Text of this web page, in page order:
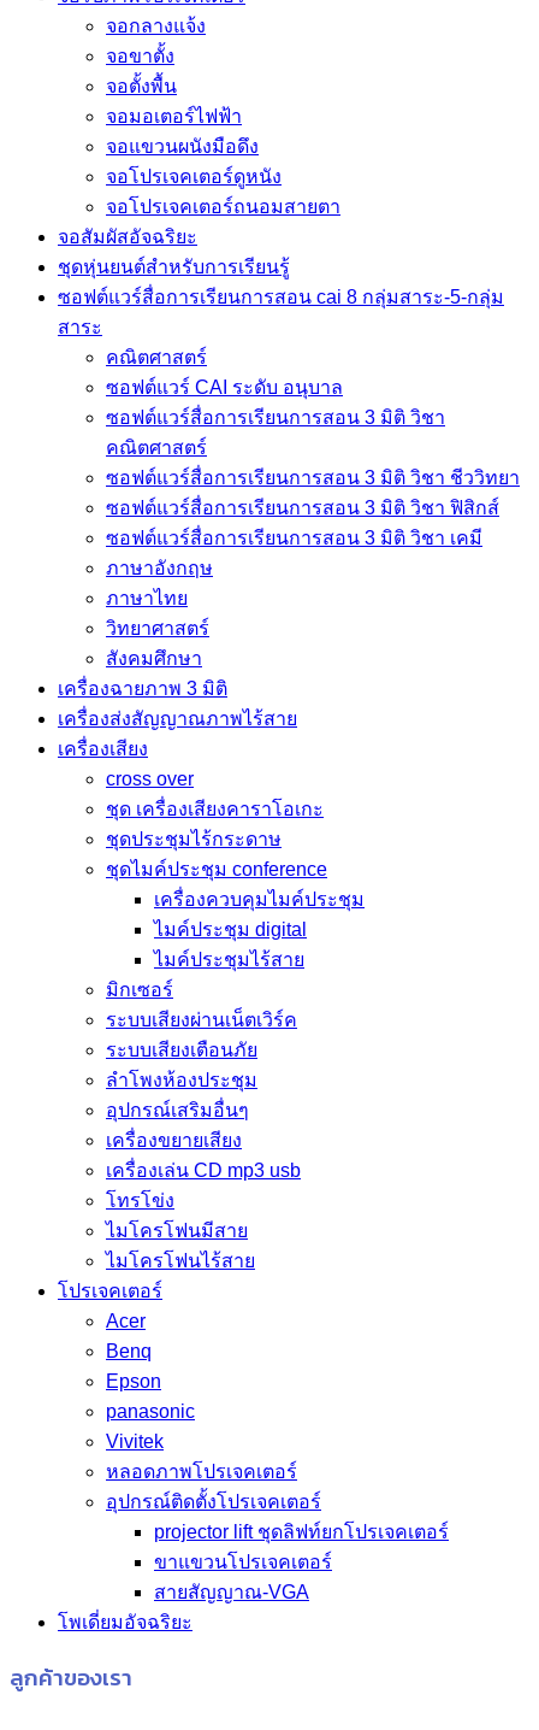
จอกลางแจ้ง
จอขาตั้ง
จอตั้งพื้น
จอมอเตอร์ไฟฟ้า
จอแขวนผนังมือดึง
จอโปรเจคเตอร์ดูหนัง
จอโปรเจคเตอร์ถนอมสายตา
จอสัมผัสอัจฉริยะ
ชุดหุ่นยนต์สำหรับการเรียนรู้
ซอฟต์แวร์สื่อการเรียนการสอน cai 8 กลุ่มสาระ-5-กลุ่ม
สาระ
คณิตศาสตร์
ซอฟต์แวร์ CAI ระดับ อนุบาล
ซอฟต์แวร์สื่อการเรียนการสอน 3 มิติ วิชา
คณิตศาสตร์
ซอฟต์แวร์สื่อการเรียนการสอน 3 มิติ วิชา ชีววิทยา
ซอฟต์แวร์สื่อการเรียนการสอน 3 มิติ วิชา ฟิสิกส์
ซอฟต์แวร์สื่อการเรียนการสอน 3 มิติ วิชา เคมี
ภาษาอังกฤษ
ภาษาไทย
วิทยาศาสตร์
สังคมศึกษา
เครื่องฉายภาพ 3 มิติ
เครื่องส่งสัญญาณภาพไร้สาย
เครื่องเสียง
cross over
ชุด เครื่องเสียงคาราโอเกะ
ชุดประชุมไร้กระดาษ
ชุดไมค์ประชุม conference
เครื่องควบคุมไมค์ประชุม
ไมค์ประชุม digital
ไมค์ประชุมไร้สาย
มิกเซอร์
ระบบเสียงผ่านเน็ตเวิร์ค
ระบบเสียงเตือนภัย
ลำโพงห้องประชุม
อุปกรณ์เสริมอื่นๆ
เครื่องขยายเสียง
เครื่องเล่น CD mp3 usb
โทรโข่ง
ไมโครโฟนมีสาย
ไมโครโฟนไร้สาย
โปรเจคเตอร์
Acer
Benq
Epson
panasonic
Vivitek
หลอดภาพโปรเจคเตอร์
อุปกรณ์ติดตั้งโปรเจคเตอร์
projector lift ชุดลิฟท์ยกโปรเจคเตอร์
ขาแขวนโปรเจคเตอร์
สายสัญญาณ-VGA
โพเดี่ยมอัจฉริยะ
ลูกค้าของเรา